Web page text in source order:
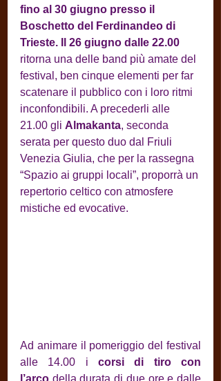
fino al 30 giugno presso il
Boschetto del Ferdinandeo di
Trieste. Il 26 giugno dalle 22.00
ritorna una delle band più amate del
festival, ben cinque elementi per far
scatenare il pubblico con i loro ritmi
inconfondibili. A precederli alle
21.00 gli Almakanta, seconda
serata per questo duo dal Friuli
Venezia Giulia, che per la rassegna
“Spazio ai gruppi locali”, proporrà un
repertorio celtico con atmosfere
mistiche ed evocative.
Ad animare il pomeriggio del festival
alle 14.00 i corsi di tiro con
l’arco della durata di due ore e dalle